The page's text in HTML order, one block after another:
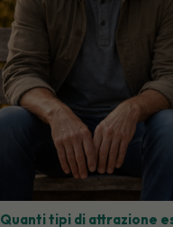
Quanti tipi di attrazione